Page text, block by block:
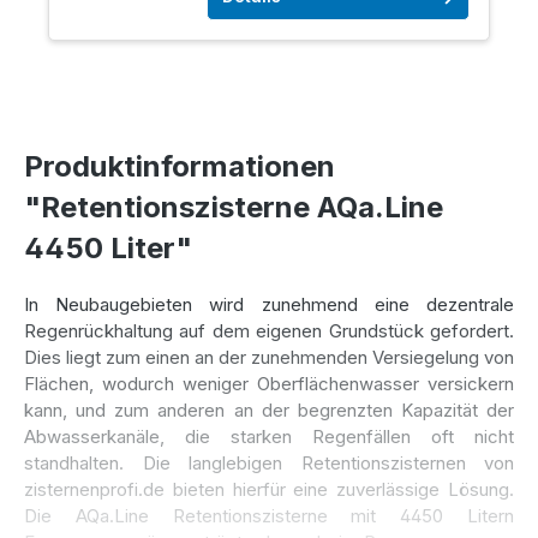
Produktinformationen
"Retentionszisterne AQa.Line
4450 Liter"
In Neubaugebieten wird zunehmend eine dezentrale
Regenrückhaltung auf dem eigenen Grundstück gefordert.
Dies liegt zum einen an der zunehmenden Versiegelung von
Flächen, wodurch weniger Oberflächenwasser versickern
kann, und zum anderen an der begrenzten Kapazität der
Abwasserkanäle, die starken Regenfällen oft nicht
standhalten. Die langlebigen Retentionszisternen von
zisternenprofi.de bieten hierfür eine zuverlässige Lösung.
Die AQa.Line Retentionszisterne mit 4450 Litern